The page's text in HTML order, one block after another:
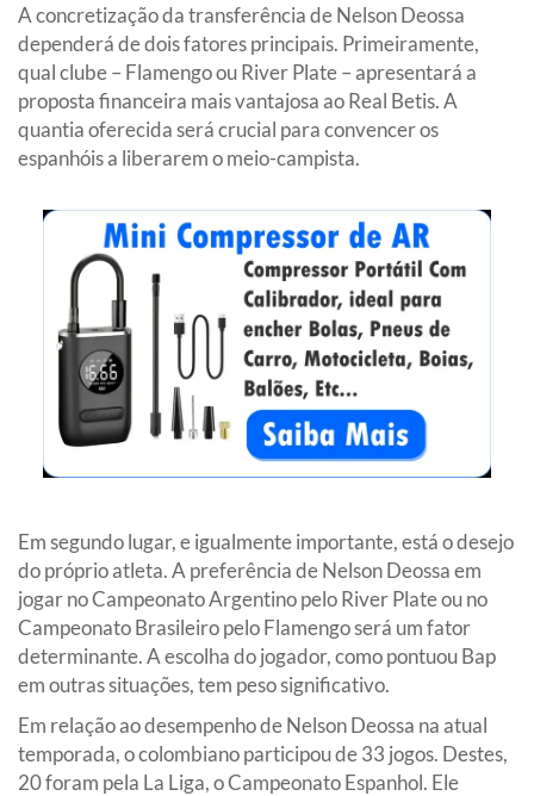
A concretização da transferência de Nelson Deossa
dependerá de dois fatores principais. Primeiramente,
qual clube – Flamengo ou River Plate – apresentará a
proposta financeira mais vantajosa ao Real Betis. A
quantia oferecida será crucial para convencer os
espanhóis a liberarem o meio-campista.
Em segundo lugar, e igualmente importante, está o desejo
do próprio atleta. A preferência de Nelson Deossa em
jogar no Campeonato Argentino pelo River Plate ou no
Campeonato Brasileiro pelo Flamengo será um fator
determinante. A escolha do jogador, como pontuou Bap
em outras situações, tem peso significativo.
Em relação ao desempenho de Nelson Deossa na atual
temporada, o colombiano participou de 33 jogos. Destes,
20 foram pela La Liga, o Campeonato Espanhol. Ele